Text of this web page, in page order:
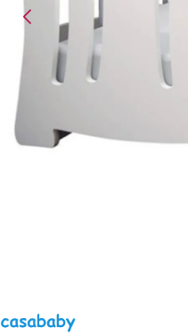
Με την προσφορά
χαμηλότερη
Με την προσφορά
τουλάχιστον
Είναι για δώρο;
ΝΑΙ
Μήνυμα
Από
Λεπτομέρειες που θα